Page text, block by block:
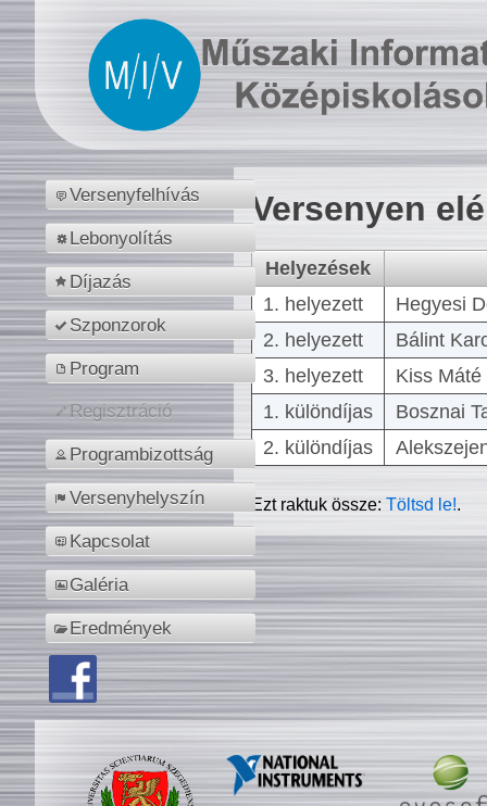
Versenyfelhívás
Lebonyolítás
Díjazás
Szponzorok
Program
Regisztráció
Programbizottság
Versenyhelyszín
Kapcsolat
Galéria
Eredmények
Versenyen
Helyezések
1. helyezett
Hegyesi
2. helyezett
Bálint
3. helyezett
Kiss
1. különdíjas
Bosznai
2. különdíjas
Ezt raktuk össze:Töltsd le!.